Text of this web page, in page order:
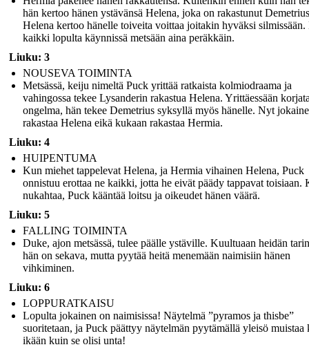
hän kertoo hänen ystävänsä Helena, joka on rakastunut
Helena kertoo hänelle toiveita voittaa joitakin hyväksi silmissään.
kaikki lopulta käynnissä metsään aina peräkkäin.
Liuku: 3
NOUSEVA TOIMINTA
Metsässä, keiju nimeltä Puck yrittää ratkaista kolmiodraama ja
vahingossa tekee Lysanderin rakastua Helena. Yrittäessään
ongelma, hän tekee Demetrius syksyllä myös hänelle. Nyt
rakastaa Helena eikä kukaan rakastaa Hermia.
Liuku: 4
HUIPENTUMA
Kun miehet tappelevat Helena, ja Hermia vihainen Helena, Puck
onnistuu erottaa ne kaikki, jotta he eivät päädy tappavat toisiaan.
nukahtaa, Puck kääntää loitsu ja oikeudet hänen väärä.
Liuku: 5
FALLING TOIMINTA
Duke, ajon metsässä, tulee päälle ystäville. Kuultuaan heidän
hän on sekava, mutta pyytää heitä menemään naimisiin hänen
vihkiminen.
Liuku: 6
LOPPURATKAISU
Lopulta jokainen on naimisissa! Näytelmä ”pyramos ja thisbe”
suoritetaan, ja Puck päättyy näytelmän pyytämällä yleisö muistaa
ikään kuin se olisi unta!